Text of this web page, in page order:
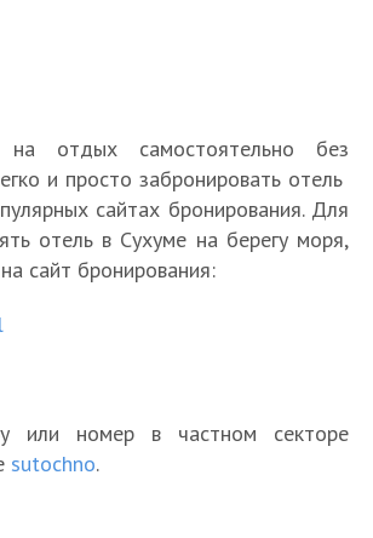
отдых самостоятельно без
и просто забронировать отель
сайтах бронирования. Для
отель в Сухуме на берегу моря,
сайт бронирования:
или номер в частном секторе
sutochno.